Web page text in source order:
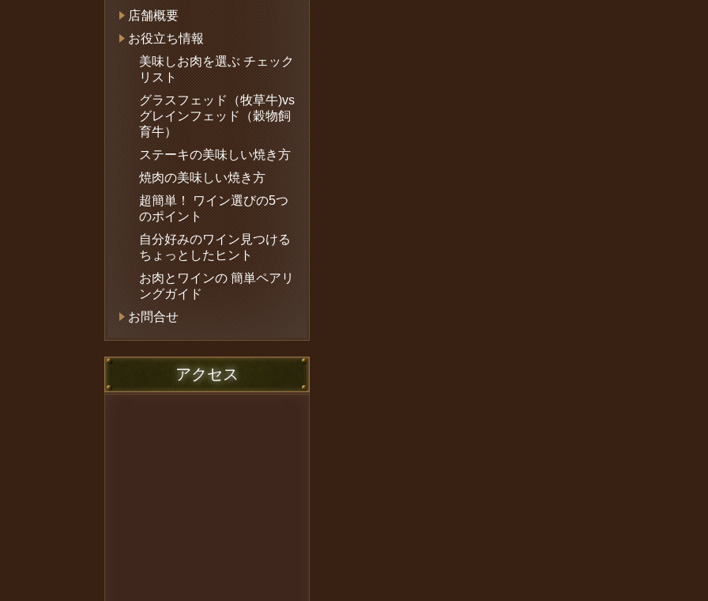
店舗概要
お役立ち情報
美味しお肉を選ぶ チェック
リスト
グラスフェッド（牧草牛)vs
グレインフェッド（穀物飼
育牛）
ステーキの美味しい焼き方
焼肉の美味しい焼き方
超簡単！ ワイン選びの5つ
のポイント
自分好みのワイン見つける
ちょっとしたヒント
お肉とワインの 簡単ペアリ
ングガイド
お問合せ
アクセス